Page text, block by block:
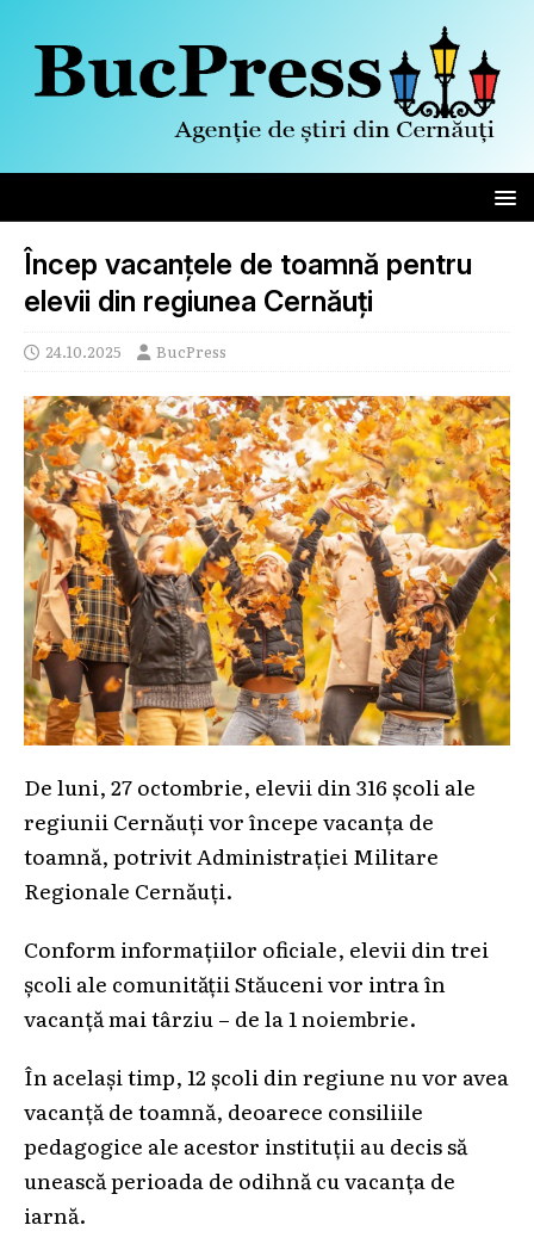
Încep vacanțele de toamnă pentru
elevii din regiunea Cernăuți
24.10.2025 BucPress
De luni, 27 octombrie, elevii din 316 școli ale
regiunii Cernăuți vor începe vacanța de
toamnă, potrivit Administrației Militare
Regionale Cernăuți.
Conform informațiilor oficiale, elevii din trei
școli ale comunității Stăuceni vor intra în
vacanță mai târziu – de la 1 noiembrie.
În același timp, 12 școli din regiune nu vor avea
vacanță de toamnă, deoarece consiliile
pedagogice ale acestor instituții au decis să
unească perioada de odihnă cu vacanța de
iarnă.